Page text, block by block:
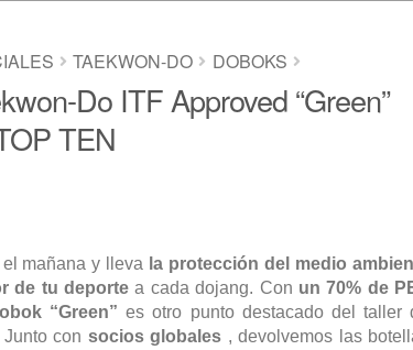
TAEKWON-DO DOBOKS
Do ITF Approved “Green”
TEN
mañana y lleva la protección del medio
de tu deporte a cada dojang. Con un 70% de
“Green” es otro punto destacado del taller
con socios globales , devolvemos las